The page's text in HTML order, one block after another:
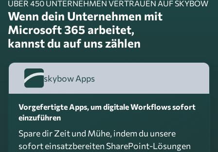
ÜBER 450 UNTERNEHMEN VERTRAUEN AUF SKYBOW
Wenn dein Unternehmen mit
Microsoft 365 arbeitet,
kannst du auf uns zählen
skybow Apps
Vorgefertigte Apps, um digitale Workflows sofort
einzuführen
Spare dir Zeit und Mühe, indem du unsere
sofort einsatzbereiten SharePoint-Lösungen